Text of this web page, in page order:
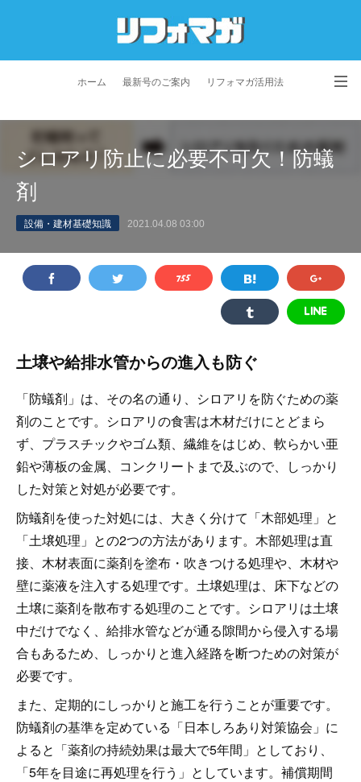
ホーム 最新号のご案内 リフォマガ活用法
プライバシーポリシー 利用規約 会社概要
シロアリ防止に必要不可欠！防蟻
剤
設備・建材基礎知識 2021.04.08 03:00
土壌や給排水管からの進入も防ぐ
「防蟻剤」は、その名の通り、シロアリを防ぐための薬
剤のことです。シロアリの食害は木材だけにとどまら
ず、プラスチックやゴム類、繊維をはじめ、軟らかい亜
鉛や薄板の金属、コンクリートまで及ぶので、しっかり
した対策と対処が必要です。
防蟻剤を使った対処には、大きく分けて「木部処理」と
「土壌処理」との2つの方法があります。木部処理は直
接、木材表面に薬剤を塗布・吹きつける処理や、木材や
壁に薬液を注入する処理です。土壌処理は、床下などの
土壌に薬剤を散布する処理のことです。シロアリは土壌
中だけでなく、給排水管などが通る隙間から侵入する場
合もあるため、しっかりと進入経路を断つための対策が
必要です。
また、定期的にしっかりと施工を行うことが重要です。
防蟻剤の基準を定めている「日本しろあり対策協会」に
よると「薬剤の持続効果は最大で5年間」としており、
「5年を目途に再処理を行う」としています。補償期間